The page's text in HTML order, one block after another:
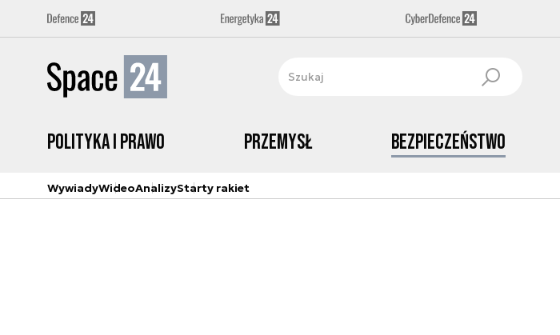
Polityka i prawo Przemysł Bezpieczeństwo
WywiadyWideoAnalizyStarty rakiet